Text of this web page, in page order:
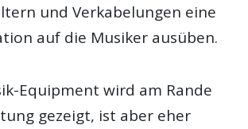
und Verkabelungen eine
auf die Musiker ausüben.
Equipment wird am Rande
gezeigt, ist aber eher